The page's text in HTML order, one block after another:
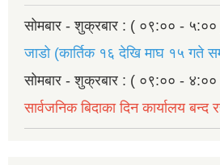
सोमबार - शुक्रबार : ( ०९:०० -
जाडो (कार्तिक १६ देखि माघ १५ गते
सोमबार - शुक्रबार : ( ०९:०० -
सार्वजनिक बिदाका दिन कार्यालय बन्द